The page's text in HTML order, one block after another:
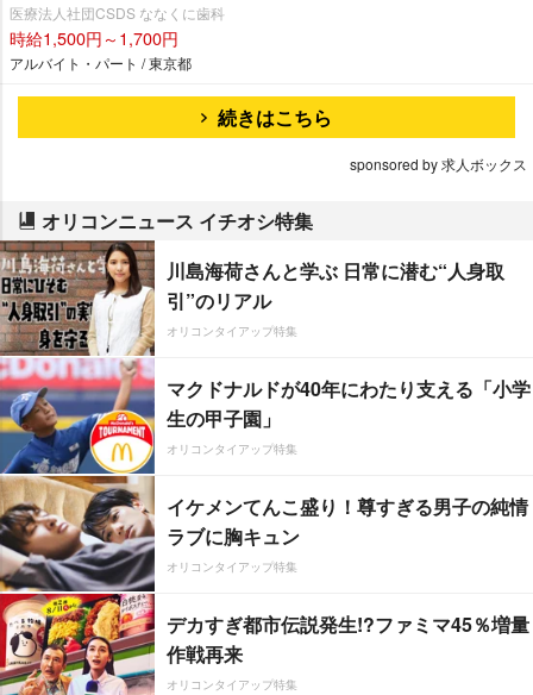
医療法人社団CSDS ななくに歯科
時給1,500円～1,700円
アルバイト・パート / 東京都
続きはこちら
sponsored by 求人ボックス
オリコンニュース イチオシ特集
川島海荷さんと学ぶ 日常に潜む“人身取
引”のリアル
オリコンタイアップ特集
マクドナルドが40年にわたり支える「小学
生の甲子園」
オリコンタイアップ特集
イケメンてんこ盛り！尊すぎる男子の純情
ラブに胸キュン
オリコンタイアップ特集
デカすぎ都市伝説発生!?ファミマ45％増量
作戦再来
オリコンタイアップ特集